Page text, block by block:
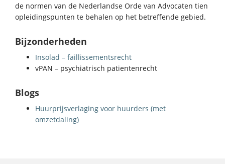
de normen van de Nederlandse Orde van Advocaten tien
opleidingspunten te behalen op het betreffende gebied.
Bijzonderheden
Insolad – faillissementsrecht
vPAN – psychiatrisch patientenrecht
Blogs
Huurprijsverlaging voor huurders (met
omzetdaling)